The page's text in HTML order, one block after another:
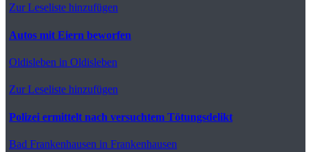
Zur Leseliste hinzufügen
Autos mit Eiern beworfen
Oldisleben in Oldisleben
Zur Leseliste hinzufügen
Polizei ermittelt nach versuchtem Tötungsdelikt
Bad Frankenhausen in Frankenhausen